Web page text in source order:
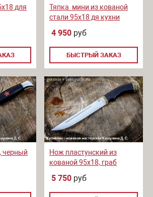
для
Тяпка мини из кованой
стали 95х18 дя кухни
4 950 руб
БЫСТРЫЙ ЗАКАЗ
черный
Нож пластунский из
кованой 95х18, граб
5 750 руб